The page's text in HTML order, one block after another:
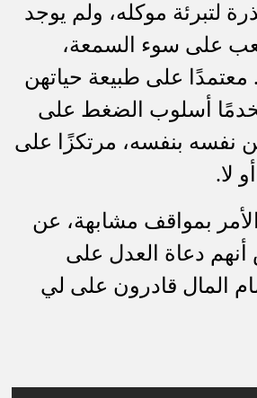
لتبرئة موكله، ولم يوجد
على سوء السمعة،
معتمدًا على طبيعة حياتهن
أسلوب الضغط على
نفسه بنفسه، مرتكزًا على
لا.
بمواقف مشابهة، عن
دعاة العدل على
المال قادرون على لي